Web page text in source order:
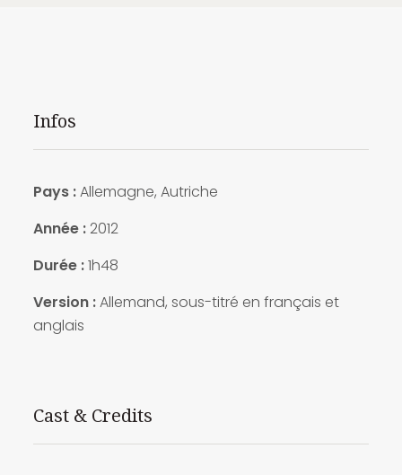
Infos
Pays :Allemagne, Autriche
Année : 2012
Durée :1h48
Version :Allemand, sous-titré en français et
anglais
Cast & Credits